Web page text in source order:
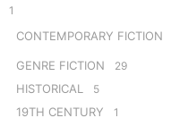
1
CONTEMPORARY FICTION
GENRE FICTION 29
HISTORICAL 5
19TH CENTURY 1